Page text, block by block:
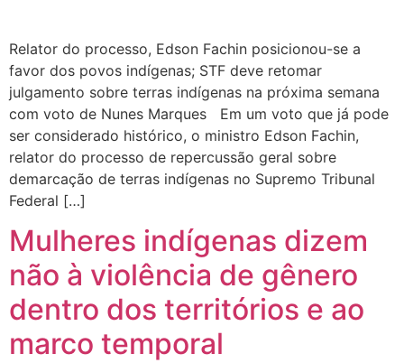
Relator do processo, Edson Fachin posicionou-se a
favor dos povos indígenas; STF deve retomar
julgamento sobre terras indígenas na próxima semana
com voto de Nunes Marques Em um voto que já pode
ser considerado histórico, o ministro Edson Fachin,
relator do processo de repercussão geral sobre
demarcação de terras indígenas no Supremo Tribunal
Federal […]
Mulheres indígenas dizem
não à violência de gênero
dentro dos territórios e ao
marco temporal